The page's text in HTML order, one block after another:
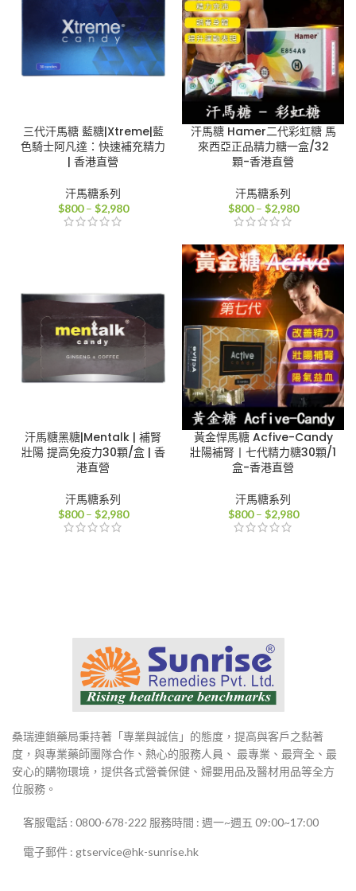
三代汗馬糖 藍糖|Xtreme|藍
色騎士阿凡達：快速補充精力
| 香港直營
汗馬糖系列
$800 – $2,980價
$2,980
汗馬糖 Hamer二代彩虹糖 馬
來西亞正品精力糖一盒/32
顆-香港直營
汗馬糖系列
$800 – $2,980價
圍：
$800
到
$2,980
汗馬糖黑糖|Mentalk | 補腎
壯陽 提高免疫力30顆/盒 | 香
港直營
汗馬糖系列
$800 – $2,980價
黃金悍馬糖 Acfive-Candy
壯陽補腎丨七代精力糖30顆/1
盒-香港直營
汗馬糖系列
$800 – $2,980價
桑瑞連鎖藥局秉持著「專業與誠信」的態度，提高與客戶之黏著
度，與專業藥師團隊合作、熱心的服務人員、 最專業、最齊全、最
安心的購物環境，提供各式營養保健、婦嬰用品及醫材用品等全方
位服務。
客服電話 : 0800-678-222 服務時間 : 週一~週五 09:00~17:00
電子郵件 : gtservice@hk-sunrise.hk